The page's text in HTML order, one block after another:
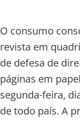
O consumo
revista em
de defesa de
páginas em
segunda-feira,
de todo país. A